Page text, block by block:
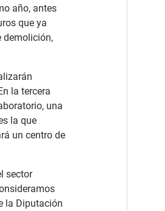
año, antes
que ya
demolición,
la tercera
una
la que
un centro de
sector
la Diputación